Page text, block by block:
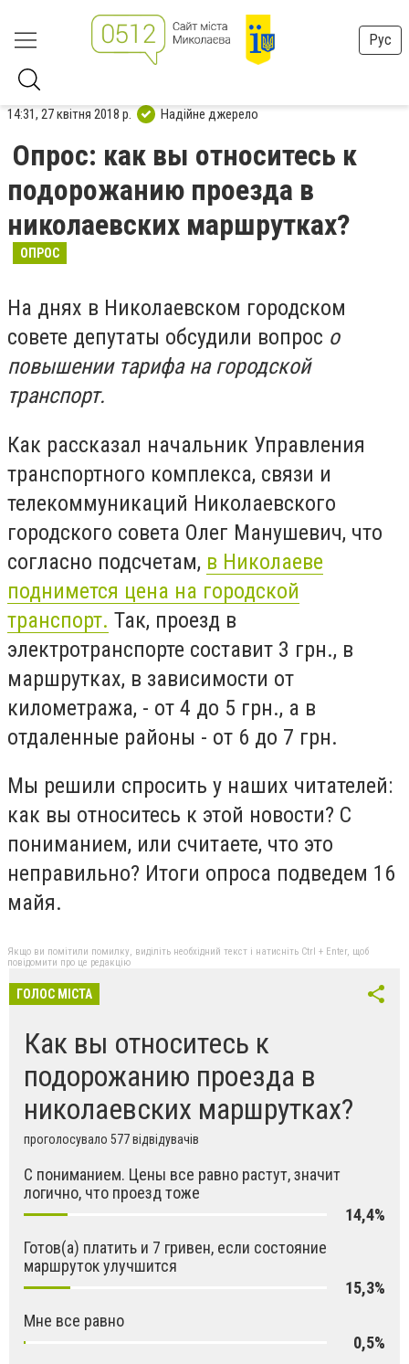
Рус
14:31, 27 квітня 2018 р. Надійне джерело
Опрос: как вы относитесь к
подорожанию проезда в
николаевских маршрутках?
ОПРОС
На днях в Николаевском городском
совете депутаты обсудили вопрос о
повышении тарифа на городской
транспорт.
Как рассказал начальник Управления
транспортного комплекса, связи и
телекоммуникаций Николаевского
городского совета Олег Манушевич, что
согласно подсчетам, в Николаеве
поднимется цена на городской
транспорт. Так, проезд в
электротранспорте составит 3 грн., в
маршрутках, в зависимости от
километража, - от 4 до 5 грн., а в
отдаленные районы - от 6 до 7 грн.
Мы решили спросить у наших читателей:
как вы относитесь к этой новости? С
пониманием, или считаете, что это
неправильно? Итоги опроса подведем 16
майя.
Якщо ви помітили помилку, виділіть необхідний текст і натисніть Ctrl + Enter, щоб
повідомити про це редакцію
ГОЛОС МІСТА
Как вы относитесь к
подорожанию проезда в
николаевских маршрутках?
проголосувало 577 відвідувачів
С пониманием. Цены все равно растут, значит
логично, что проезд тоже
14,4%
Готов(а) платить и 7 гривен, если состояние
маршруток улучшится
15,3%
Мне все равно
0,5%